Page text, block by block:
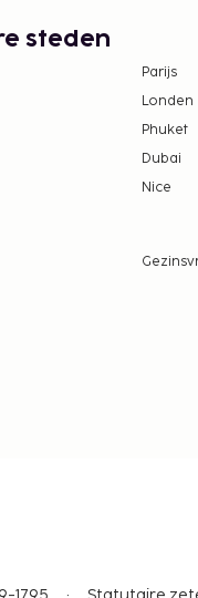
steden
Parijs
Londen
Phuket
Dubai
Nice